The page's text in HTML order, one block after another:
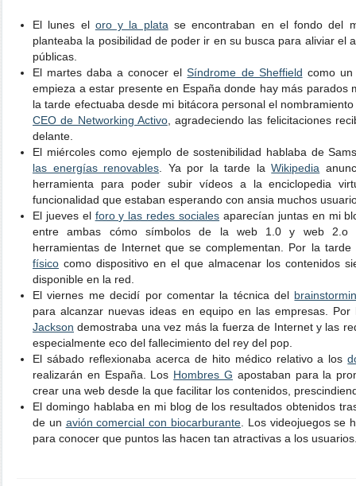
El lunes el oro y la plata se encontraban en el fondo del
planteaba la posibilidad de poder ir en su busca para aliviar el
públicas.
El martes daba a conocer elSíndrome de Sheffield como un
empieza a estar presente en España donde hay más parados
la tarde efectuaba desde mi bitácora personal el
CEO de Networking Activo, agradeciendo las felicitaciones
delante.
El miércoles como ejemplo de sostenibilidad hablaba de
las energías renovables . Ya por la tarde laWikipedia
herramienta para poder subir vídeos a la enciclopedia
funcionalidad que estaban esperando con ansia muchos
El jueves el foro y las redes sociales aparecían juntas en mi
entre ambas cómo símbolos de la web 1.0 y web 2.o
herramientas de Internet que se complementan. Por la
físico como dispositivo en el que almacenar los contenidos
disponible en la red.
El viernes me decidí por comentar la técnica del
para alcanzar nuevas ideas en equipo en las empresas.
Jackson demostraba una vez más la fuerza de Internet y las
especialmente eco del fallecimiento del rey del pop.
El sábado reflexionaba acerca de hito médico relativo a los
realizarán en España. Los Hombres G apostaban para la
crear una web desde la que facilitar los contenidos,
El domingo hablaba en mi blog de los resultados obtenidos
de un avión comercial con biocarburante. Los videojuegos se
para conocer que puntos las hacen tan atractivas a los